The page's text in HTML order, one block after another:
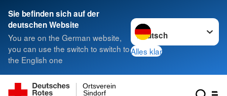
Sie befinden sich auf der
deutschen Website
You are on the German website,
you can use the switch to switch to
the English one
Sprache wechseln zu
Alles klar
Sindorf
Ortsverein